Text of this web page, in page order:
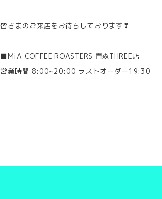
皆さまのご来店をお待ちしております❣
■MiA COFFEE ROASTERS 青森THREE店
営業時間 8:00~20:00 ラストオーダー19:30